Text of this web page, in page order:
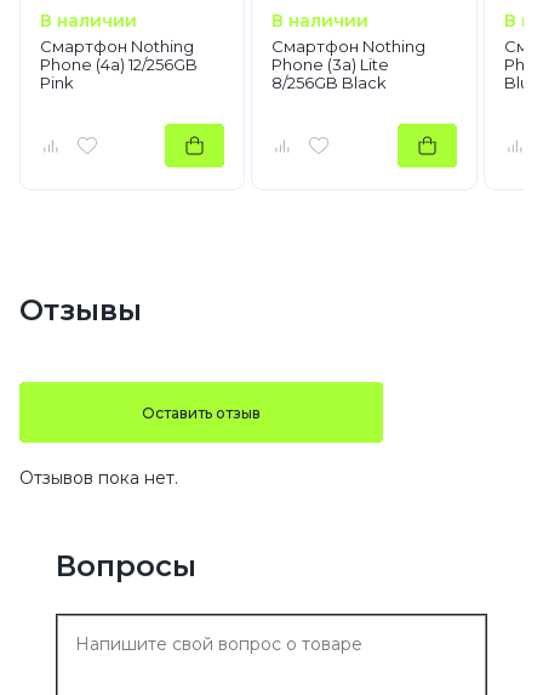
В наличии
Смартфон Nothing
Phone (4a) 12/256GB
Pink
В наличии
Смартфон Nothing
Phone (3a) Lite
8/256GB Black
В
Blue
Отзывы
Оставить отзыв
Отзывов пока нет.
Вопросы